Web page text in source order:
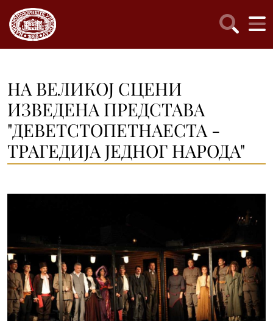
НА ВЕЛИКОЈ СЦЕНИ
ИЗВЕДЕНА ПРЕДСТАВА
"ДЕВЕТСТОПЕТНАЕСТА -
ТРАГЕДИЈА ЈЕДНОГ НАРОДА"